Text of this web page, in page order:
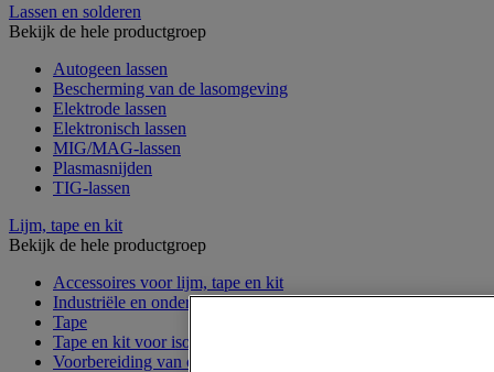
Lassen en solderen
Bekijk de hele productgroep
Autogeen lassen
Bescherming van de lasomgeving
Elektrode lassen
Elektronisch lassen
MIG/MAG-lassen
Plasmasnijden
TIG-lassen
Lijm, tape en kit
Bekijk de hele productgroep
Accessoires voor lijm, tape en kit
Industriële en onderhoudslijm
Tape
Tape en kit voor isolatie, geluidsisolatie en afdichting
Voorbereiding van ondergronden